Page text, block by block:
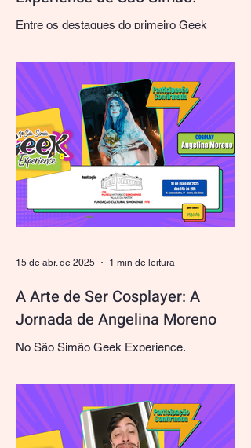
Entre os destaques do primeiro Geek
Rp² promete encantar os fãs de cultura
pop e aventureiros...
A Arte de Ser Cosplayer: A
Jornada de Angelina Moreno
No São Simão Geek Experience,
conectar criatividade e paixão, e Angelina
Moreno é um exemplo...
15 de abr. de 2025 1 min de leitura